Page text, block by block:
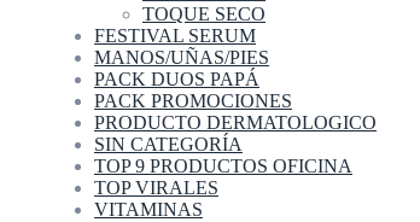
TOQUE SECO
FESTIVAL SERUM
MANOS/UÑAS/PIES
PACK DUOS PAPÁ
PACK PROMOCIONES
PRODUCTO DERMATOLOGICO
SIN CATEGORÍA
TOP 9 PRODUCTOS OFICINA
TOP VIRALES
VITAMINAS